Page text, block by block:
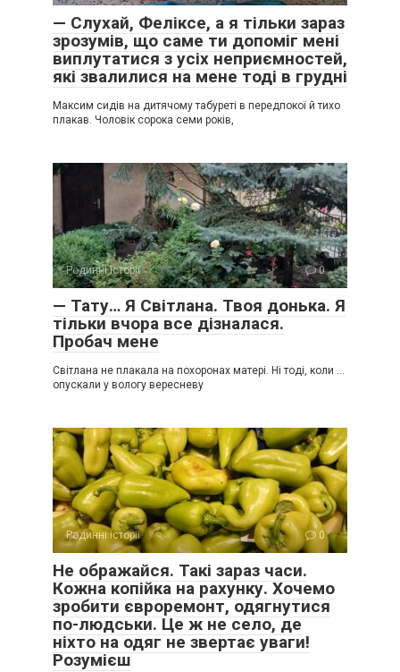
— Слухай, Феліксе, а я тільки зараз
зрозумів, що саме ти допоміг мені
виплутатися з усіх неприємностей,
які звалилися на мене тоді в грудні
Максим сидів на дитячому табуреті в передпокої й тихо
плакав. Чоловік сорока семи років,
Родинні історії 0
— Тату… Я Світлана. Твоя донька. Я
тільки вчора все дізналася.
Пробач мене
Світлана не плакала на похоронах матері. Ні тоді, коли …
опускали у вологу вересневу
Родинні історії 0
Не ображайся. Такі зараз часи.
Кожна копійка на рахунку. Хочемо
зробити євроремонт, одягнутися
по-людськи. Це ж не село, де
ніхто на одяг не звертає уваги!
Розумієш